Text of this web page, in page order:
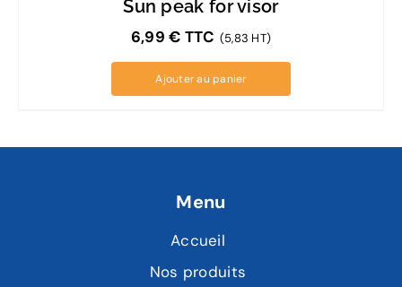
Sun peak for visor
6,99€ TTC (5,83 HT)
Ajouter au panier
Menu
Accueil
Nos produits